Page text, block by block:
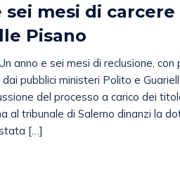
sei mesi di
Pisano
anno e sei mesi di reclusione,
pubblici ministeri Polito e
del processo a carico dei
al tribunale di Salerno dinanzi la
[…]